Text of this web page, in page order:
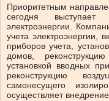
Приоритетным
сегодня выступает
электроэнергии.
учета электроэнергии,
приборов учета,
домов,
установкой вводных
реконструкцию
самонесущего
осуществляет